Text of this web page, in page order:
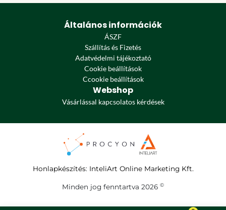
Általános információk
ÁSZF
Szállítás és Fizetés
Adatvédelmi tájékoztató
Cookie beállítások
Ccookie beállítások
Webshop
Vásárlással kapcsolatos kérdések
Honlapkészítés: InteliArt Online Marketing Kft.
Minden jog fenntartva 2026 ©